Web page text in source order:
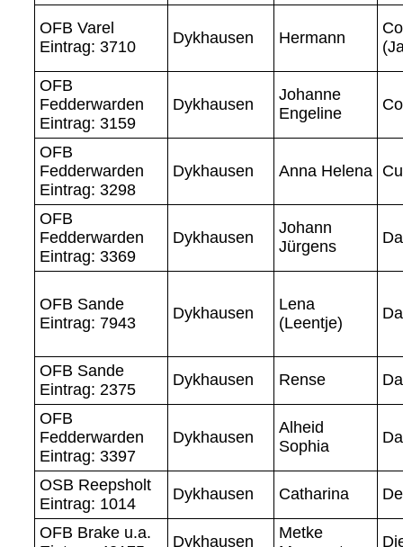
OFB Varel
Eintrag: 3710
Dykhausen Hermann
OFB
Fedderwarden
Eintrag: 3159
Dykhausen
Johanne
Engeline
OFB
Fedderwarden
Eintrag: 3298
Dykhausen Anna Helena
OFB
Fedderwarden
Eintrag: 3369
Dykhausen
Johann
Jürgens
OFB Sande
Eintrag: 7943
Dykhausen
Lena
(Leentje)
OFB Sande
Eintrag: 2375
Dykhausen Rense
OFB
Fedderwarden
Eintrag: 3397
Dykhausen
Alheid
Sophia
OSB Reepsholt
Eintrag: 1014
Dykhausen Catharina
OFB Brake u.a.
Dykhausen
Metke